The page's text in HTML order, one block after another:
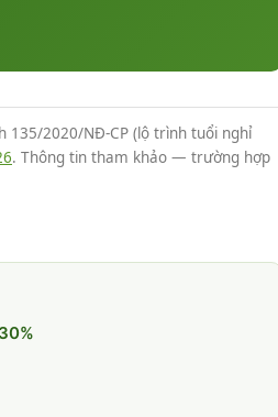
135/2020/NĐ-CP (lộ trình tuổi nghỉ
. Thông tin tham khảo — trường hợp